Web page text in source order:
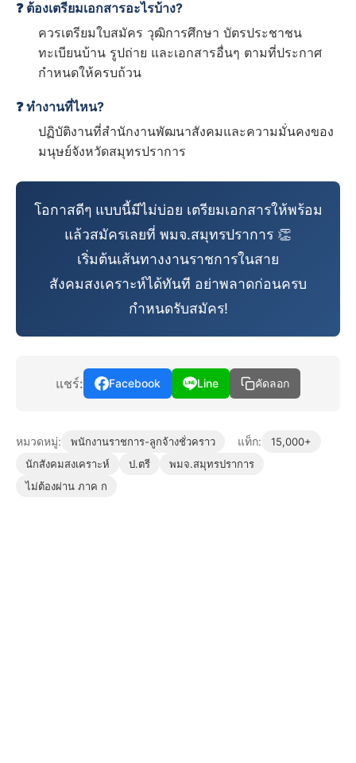
❓ ต้องเตรียมเอกสารอะไรบ้าง?
ควรเตรียมใบสมัคร วุฒิการศึกษา บัตรประชาชน
ทะเบียนบ้าน รูปถ่าย และเอกสารอื่นๆ ตามที่ประกาศ
กำหนดให้ครบถ้วน
❓ ทำงานที่ไหน?
ปฏิบัติงานที่สำนักงานพัฒนาสังคมและความมั่นคงของ
มนุษย์จังหวัดสมุทรปราการ
โอกาสดีๆ แบบนี้มีไม่บ่อย เตรียมเอกสารให้พร้อม
แล้วสมัครเลยที่ พมจ.สมุทรปราการ 👏
เริ่มต้นเส้นทางงานราชการในสาย
สังคมสงเคราะห์ได้ทันที อย่าพลาดก่อนครบ
กำหนดรับสมัคร!
แชร์: Facebook Line คัดลอก
หมวดหมู่: พนักงานราชการ-ลูกจ้างชั่วคราว แท็ก:
15,000+
นักสังคมสงเคราะห์
ป.ตรี
พมจ.สมุทรปราการ
ไม่ต้องผ่าน ภาค ก